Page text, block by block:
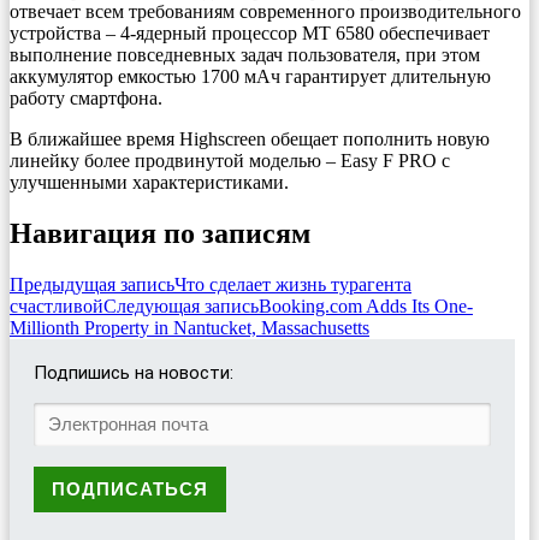
отвечает всем требованиям современного производительного
устройства – 4-ядерный процессор MT 6580 обеспечивает
выполнение повседневных задач пользователя, при этом
аккумулятор емкостью 1700 мАч гарантирует длительную
работу смартфона.
В ближайшее время Highscreen обещает пополнить новую
линейку более продвинутой моделью – Easy F PRO с
улучшенными характеристиками.
Навигация по записям
Предыдущая записьЧто сделает жизнь турагента
счастливойСледующая записьBooking.com Adds Its One-
Millionth Property in Nantucket, Massachusetts
Подпишись на новости: